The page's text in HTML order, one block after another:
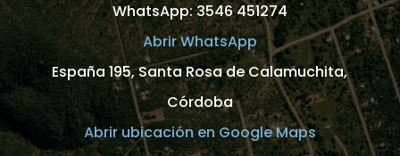
WhatsApp: 3546 451274
Abrir WhatsApp
España 195, Santa Rosa de Calamuchita,
Córdoba
Abrir ubicación en Google Maps